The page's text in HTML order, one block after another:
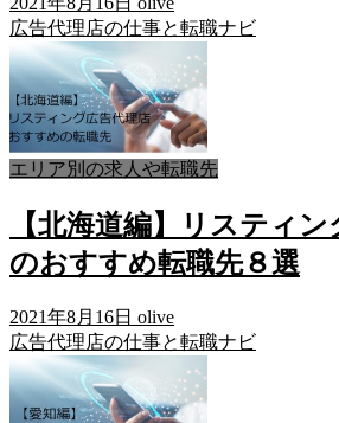
広告代理店の仕事と転職ナビ
エリア別の求人や転職先
【北海道編】リスティ
のおすすめ転職先８選
2021年8月16日 olive
広告代理店の仕事と転職ナビ